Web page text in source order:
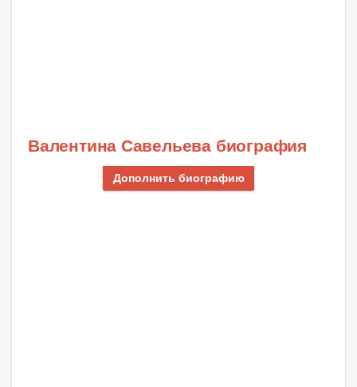
Валентина Савельева биография
Дополнить биографию